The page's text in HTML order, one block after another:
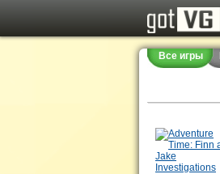
Все игры